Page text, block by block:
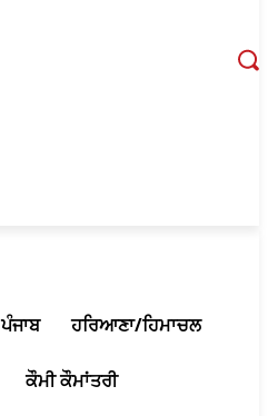
ਪੰਜਾਬ ਹਰਿਆਣਾ/ਹਿਮਾਚਲ
ਕੌਮੀ ਕੌਮਾਂਤਰੀ